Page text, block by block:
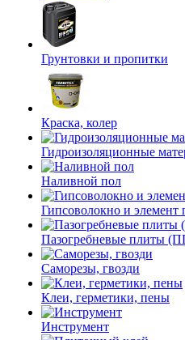
Грунтовки и пропитки
Краска, колер
Гидроизоляционные
Наливной пол
Гипсоволокно и элемент
Пазогребневые плиты
Саморезы, гвозди
Клеи, герметики, пены
Инструмент